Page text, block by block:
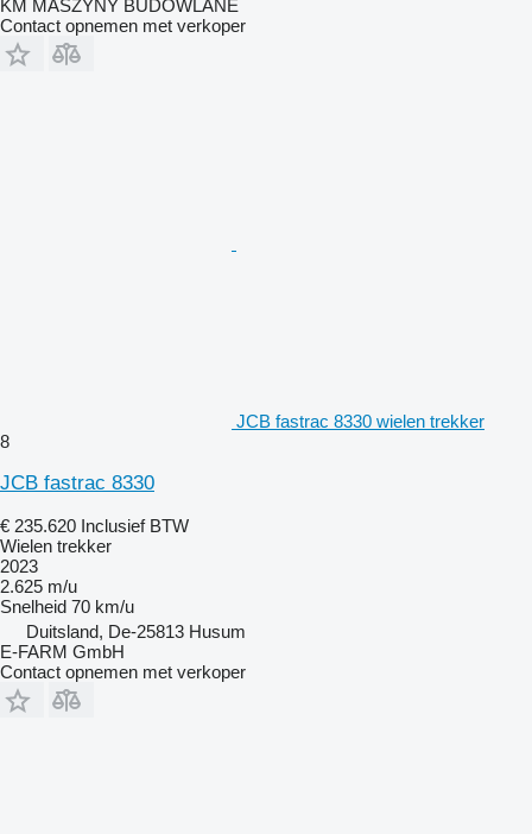
KM MASZYNY BUDOWLANE
Contact opnemen met verkoper
JCB fastrac 8330 wielen trekker
8
JCB fastrac 8330
€ 235.620 Inclusief BTW
Wielen trekker
2023
2.625 m/u
Snelheid 70 km/u
Duitsland, De-25813 Husum
E-FARM GmbH
Contact opnemen met verkoper